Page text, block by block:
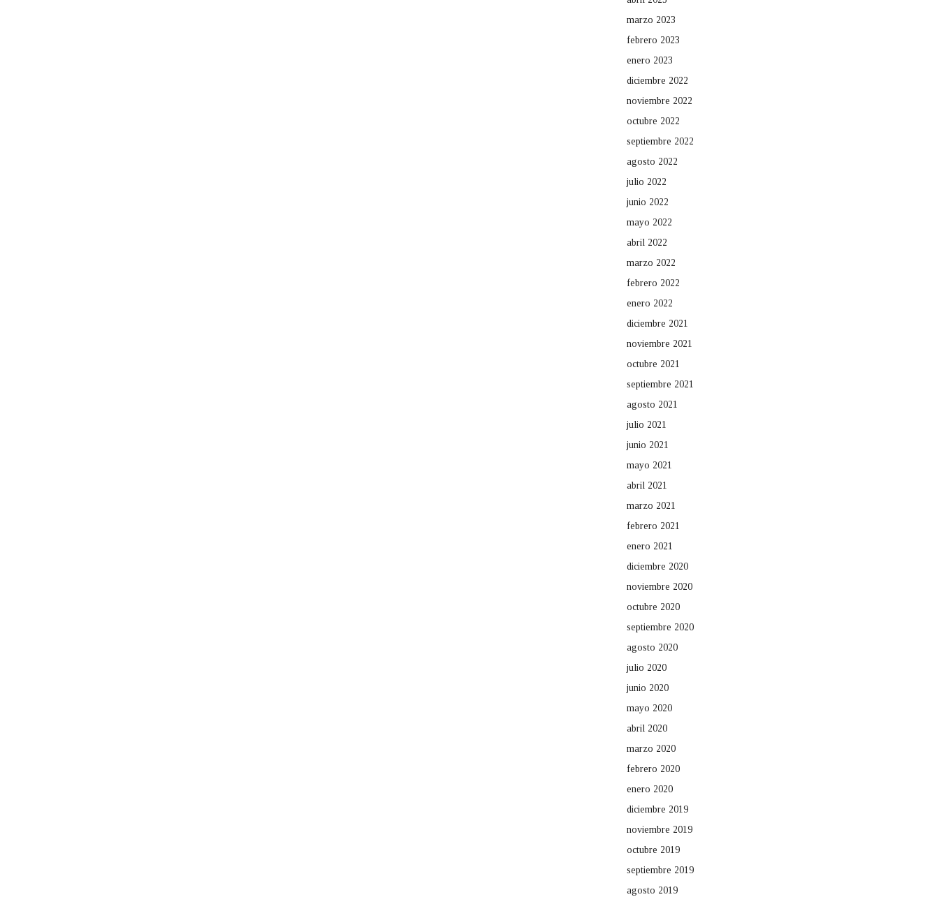
marzo 2023
febrero 2023
enero 2023
diciembre 2022
noviembre 2022
octubre 2022
septiembre 2022
agosto 2022
julio 2022
junio 2022
mayo 2022
abril 2022
marzo 2022
febrero 2022
enero 2022
diciembre 2021
noviembre 2021
octubre 2021
septiembre 2021
agosto 2021
julio 2021
junio 2021
mayo 2021
abril 2021
marzo 2021
febrero 2021
enero 2021
diciembre 2020
noviembre 2020
octubre 2020
septiembre 2020
agosto 2020
julio 2020
junio 2020
mayo 2020
abril 2020
marzo 2020
febrero 2020
enero 2020
diciembre 2019
noviembre 2019
octubre 2019
septiembre 2019
agosto 2019